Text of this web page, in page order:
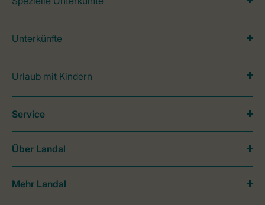
Unterkünfte
Urlaub mit Kindern
Service
Über Landal
Mehr Landal